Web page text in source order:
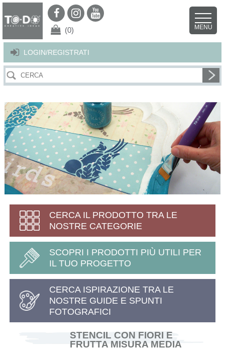
Per offrirti il miglior servizio possibile questo sito utilizza i cookies.
Continuando la navigazione nel sito autorizzi l’uso dei cookies. Per ulteriori
LOGIN/REGISTRATI
(0) MENU
CERCA IL PRODOTTO TRA LE
NOSTRE CATEGORIE
SCOPRI I PRODOTTI PIÙ UTILI PER
IL TUO PROGETTO
CERCA ISPIRAZIONE TRA LE
NOSTRE GUIDE E SPUNTI
FOTOGRAFICI
STENCIL CON FIORI E
FRUTTA MISURA MEDIA